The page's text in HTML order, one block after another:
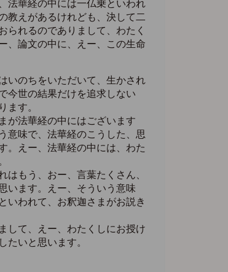
法華経の中には一仏乗といわれ
教えがあるけれども、決して二
れるのでありまして、わたく
、論文の中に、えー、この生命
いのちをいただいて、生かされ
今世の結果だけを追求しない
す。
が法華経の中にはございます
意味で、法華経のこうした、思
。えー、法華経の中には、わた
もう、おー、言葉たくさん、
います。えー、そういう意味
いわれて、お釈迦さまがお説き
して、えー、わたくしにお授け
いと思います。